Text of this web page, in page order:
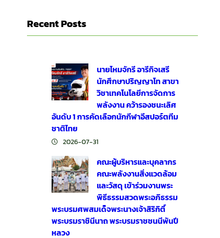
Recent Posts
นายไหมจักรี อารีกิจเสรี
นักศึกษาปริญญาโท สาขา
วิชาเทคโนโลยีการจัดการ
พลังงาน คว้ารองชนะเลิศ
อันดับ 1 การคัดเลือกนักกีฬาอีสปอร์ตทีม
ชาติไทย
2026-07-31
คณะผู้บริหารและบุคลากร
คณะพลังงานสิ่งแวดล้อม
และวัสดุ เข้าร่วมงานพระ
พิธีธรรมสวดพระอภิธรรม
พระบรมศพสมเด็จพระนางเจ้าสิริกิติ์
พระบรมราชินีนาถ พระบรมราชชนนีพันปี
หลวง